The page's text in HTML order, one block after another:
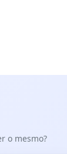
o mesmo?